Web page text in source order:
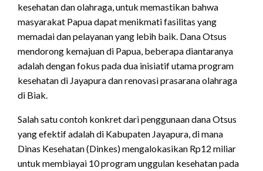
kesehatan dan olahraga, untuk memastikan bahwa
masyarakat Papua dapat menikmati fasilitas yang
memadai dan pelayanan yang lebih baik. Dana Otsus
mendorong kemajuan di Papua, beberapa diantaranya
adalah dengan fokus pada dua inisiatif utama program
kesehatan di Jayapura dan renovasi prasarana olahraga
di Biak.
Salah satu contoh konkret dari penggunaan dana Otsus
yang efektif adalah di Kabupaten Jayapura, di mana
Dinas Kesehatan (Dinkes) mengalokasikan Rp12 miliar
untuk membiayai 10 program unggulan kesehatan pada